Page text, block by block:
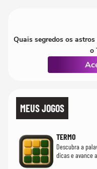
Quais segredos os
o
MEUS JOGOS
TERMO
Descubra a
dicas e avance